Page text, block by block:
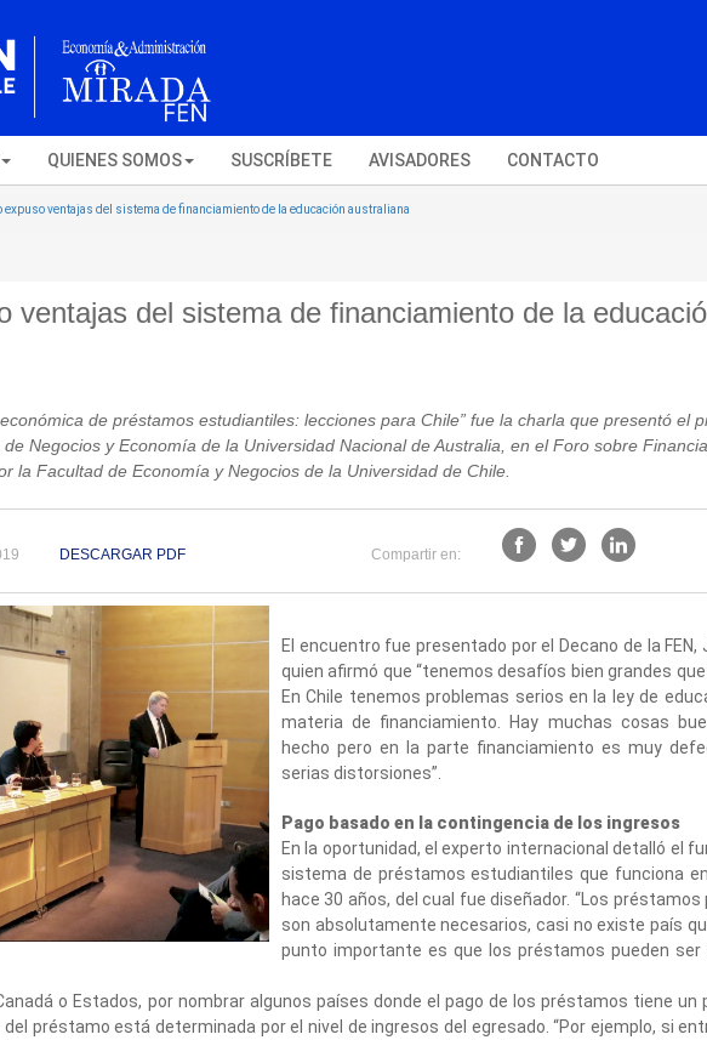
QUIENES SOMOS SUSCRÍBETE AVISADORES CONTACTO
expuso ventajas del sistema de financiamiento de la educación australiana
ventajas del sistema de financiamiento de la
de préstamos estudiantiles: lecciones para Chile” fue la charla que presentó el
Negocios y Economía de la Universidad Nacional de Australia, en el Foro sobre
la Facultad de Economía y Negocios de la Universidad de Chile.
DESCARGAR PDF Compartir en:
El encuentro fue presentado por el Decano de la FEN,
quien afirmó que “tenemos desafíos bien grandes que
En Chile tenemos problemas serios en la ley de
materia de financiamiento. Hay muchas cosas
hecho pero en la parte financiamiento es muy
serias distorsiones”.
Pago basado en la contingencia de los ingresos
En la oportunidad, el experto internacional detalló el
sistema de préstamos estudiantiles que funciona
hace 30 años, del cual fue diseñador. “Los
son absolutamente necesarios, casi no existe país
punto importante es que los préstamos pueden ser
o Estados, por nombrar algunos países donde el pago de los préstamos tiene un
préstamo está determinada por el nivel de ingresos del egresado. “Por ejemplo, si